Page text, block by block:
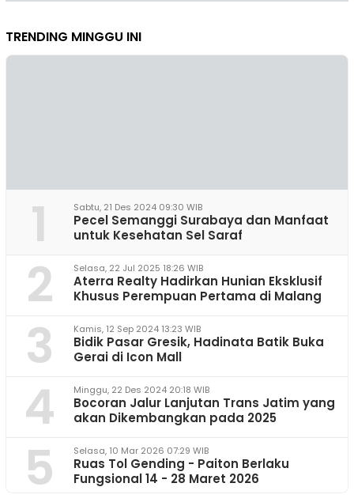
TRENDING MINGGU INI
1 Sabtu, 21 Des 2024 09:30 WIB
Pecel Semanggi Surabaya dan Manfaat
untuk Kesehatan Sel Saraf
2 Selasa, 22 Jul 2025 18:26 WIB
Aterra Realty Hadirkan Hunian Eksklusif
Khusus Perempuan Pertama di Malang
3 Kamis, 12 Sep 2024 13:23 WIB
Bidik Pasar Gresik, Hadinata Batik Buka
Gerai di Icon Mall
4 Minggu, 22 Des 2024 20:18 WIB
Bocoran Jalur Lanjutan Trans Jatim yang
akan Dikembangkan pada 2025
5 Selasa, 10 Mar 2026 07:29 WIB
Ruas Tol Gending - Paiton Berlaku
Fungsional 14 - 28 Maret 2026